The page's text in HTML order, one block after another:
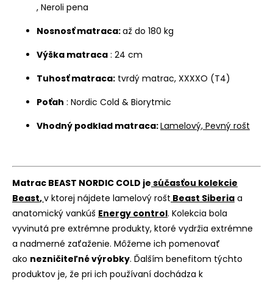
, Neroli pena
Nosnosť matraca:až do 180 kg
Výška matraca : 24 cm
Tuhosť matraca: tvrdý matrac, XXXXO (T4)
Poťah : Nordic Cold & Biorytmic
Vhodný podklad matraca:Lamelový, Pevný rošt
Matrac BEAST NORDIC COLD je súčasťou kolekcie
Beast,v ktorej nájdete lamelový rošt Beast Siberia a
anatomický vankúš Energy control. Kolekcia bola
vyvinutá pre extrémne produkty, ktoré vydržia extrémne
a nadmerné zaťaženie. Môžeme ich pomenovať
ako nezničiteľné výrobky. Ďalším benefitom týchto
produktov je, že pri ich používaní dochádza k